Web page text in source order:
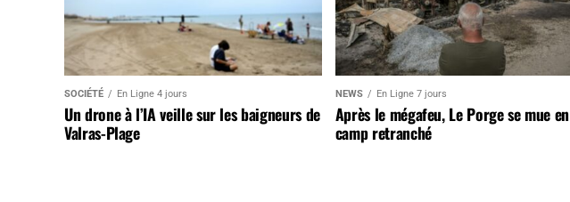
SOCIÉTÉ En Ligne 4 jours
Un drone à l’IA veille sur les baigneurs de
Valras-Plage
NEWS En Ligne 7 jours
Après le mégafeu, Le Porge se mue en
camp retranché